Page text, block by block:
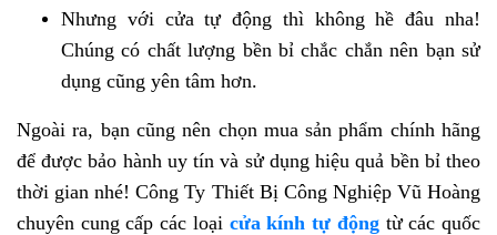
Nhưng với cửa tự động thì không hề đâu nha!
Chúng có chất lượng bền bỉ chắc chắn nên bạn sử
dụng cũng yên tâm hơn.
Ngoài ra, bạn cũng nên chọn mua sản phẩm chính hãng
để được bảo hành uy tín và sử dụng hiệu quả bền bỉ theo
thời gian nhé! Công Ty Thiết Bị Công Nghiệp Vũ Hoàng
chuyên cung cấp các loại cửa kính tự độngtừ các quốc